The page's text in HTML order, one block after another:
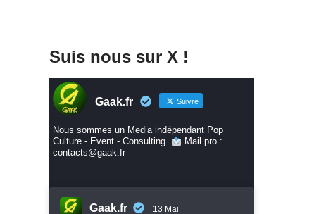
Suis nous sur X !
Gaak.fr Suivre
Nous sommes un Media indépendant Pop
Culture - Event - Consulting.
Mail pro :
contacts@gaak.fr
Gaak.fr 13 Mai